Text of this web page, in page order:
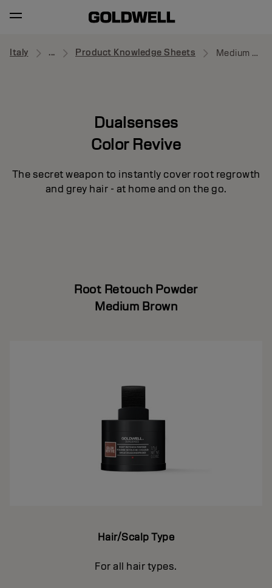
Italy ... Product Knowledge Sheets Medium Brown
Dualsenses
Color Revive
The secret weapon to instantly cover root regrowth
and grey hair - at home and on the go.
Root Retouch Powder
Medium Brown
Hair/Scalp Type
For all hair types.